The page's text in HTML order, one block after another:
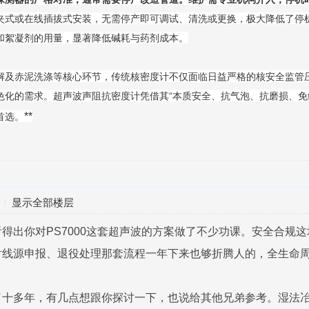
或在线插拔式安装，无需停产即可调试、清洗或更换，极大降低了
凝剂的用量，显著降低碱耗与药剂成本。
赤泥洗涤等核心环节，传统核密度计不仅面临日益严格的核安全监
的需求。超声波声阻抗密度计凭借其“本质安全、抗气泡、抗磨损、
。 **
显示全部楼层
出你对PS7000这套超声波的方案做了不少功课。安全合规
源申报、退役处理那套流程一年下来也够折腾人的，全生命
多年，有几点想跟你探讨一下，也说给其他兄弟参考。湿法